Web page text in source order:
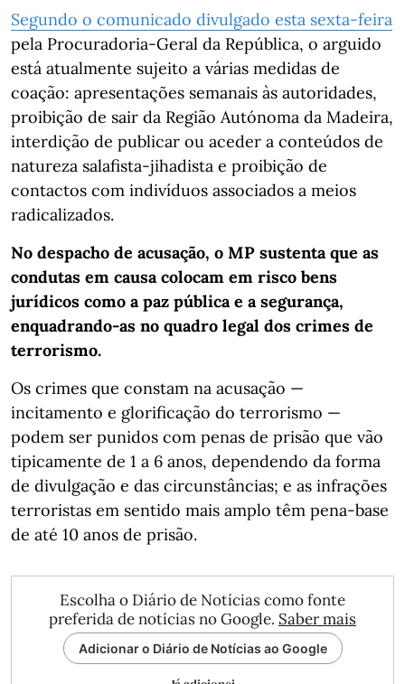
Segundo o comunicado divulgado esta sexta-feira
pela Procuradoria-Geral da República, o arguido
está atualmente sujeito a várias medidas de
coação: apresentações semanais às autoridades,
proibição de sair da Região Autónoma da Madeira,
interdição de publicar ou aceder a conteúdos de
natureza salafista-jihadista e proibição de
contactos com indivíduos associados a meios
radicalizados.
No despacho de acusação, o MP sustenta que as
condutas em causa colocam em risco bens
jurídicos como a paz pública e a segurança,
enquadrando-as no quadro legal dos crimes de
terrorismo.
Os crimes que constam na acusação —
incitamento e glorificação do terrorismo —
podem ser punidos com penas de prisão que vão
tipicamente de 1 a 6 anos, dependendo da forma
de divulgação e das circunstâncias; e as infrações
terroristas em sentido mais amplo têm pena-base
de até 10 anos de prisão.
Escolha o Diário de Notícias como fonte
preferida de notícias no Google. Saber mais
Adicionar o Diário de Notícias ao Google